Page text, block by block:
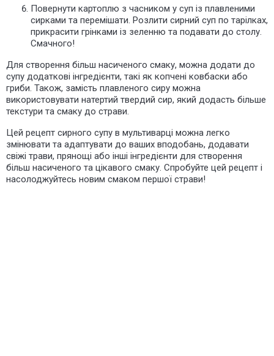
Повернути картоплю з часником у суп із плавленими
сирками та перемішати. Розлити сирний суп по тарілках,
прикрасити грінками із зеленню та подавати до столу.
Смачного!
Для створення більш насиченого смаку, можна додати до
супу додаткові інгредієнти, такі як копчені ковбаски або
гриби. Також, замість плавленого сиру можна
використовувати натертий твердий сир, який додасть більше
текстури та смаку до страви.
Цей рецепт сирного супу в мультиварці можна легко
змінювати та адаптувати до ваших вподобань, додавати
свіжі трави, прянощі або інші інгредієнти для створення
більш насиченого та цікавого смаку. Спробуйте цей рецепт і
насолоджуйтесь новим смаком першої страви!